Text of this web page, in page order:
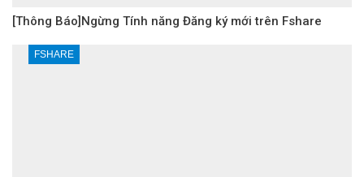
[Thông Báo]Ngừng Tính năng Đăng ký mới trên Fshare
FSHARE